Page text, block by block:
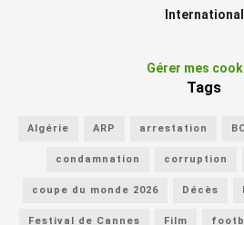
International
Gérer mes
Tags
Algérie ARP arrestation
condamnation corruption
coupe du monde 2026 Décès
Festival de Cannes Film